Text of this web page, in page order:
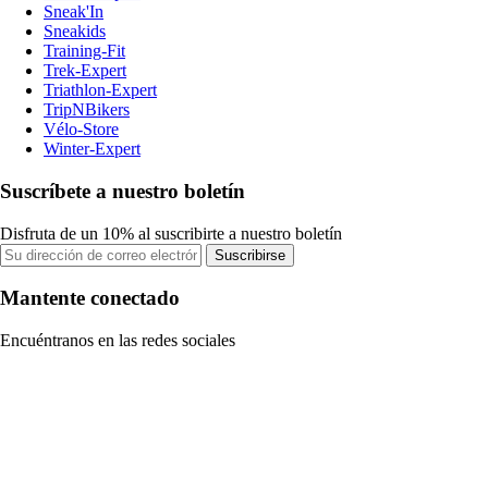
Sneak'In
Sneakids
Training-Fit
Trek-Expert
Triathlon-Expert
TripNBikers
Vélo-Store
Winter-Expert
Suscríbete a nuestro boletín
Disfruta de un 10% al suscribirte a nuestro boletín
Suscribirse
Mantente conectado
Encuéntranos en las redes sociales